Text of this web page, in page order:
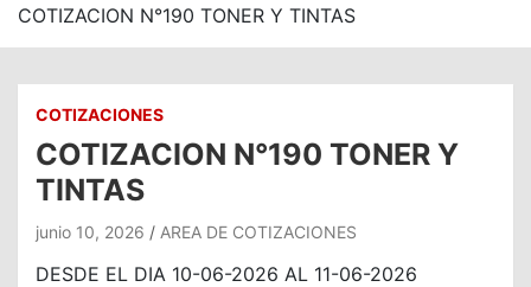
COTIZACION N°190 TONER Y TINTAS
COTIZACIONES
COTIZACION N°190 TONER Y
TINTAS
junio 10, 2026 AREA DE COTIZACIONES
DESDE EL DIA 10-06-2026 AL 11-06-2026